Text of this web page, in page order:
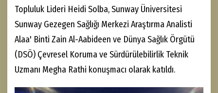
Topluluk Lideri Heidi Solba, Sunway Üniversitesi
Sunway Gezegen Sağlığı Merkezi Araştırma Analisti
Alaa' Binti Zain Al-Aabideen ve Dünya Sağlık Örgütü
(DSÖ) Çevresel Koruma ve Sürdürülebilirlik Teknik
Uzmanı Megha Rathi konuşmacı olarak katıldı.